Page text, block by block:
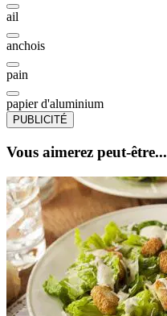
ail
anchois
pain
papier d'aluminium
PUBLICITÉ
Vous aimerez peut-être...